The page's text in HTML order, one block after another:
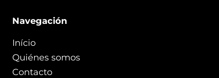
Navegación
Início
Quiénes somos
Contacto